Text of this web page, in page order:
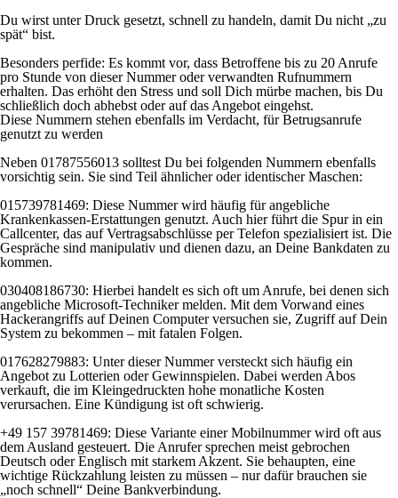
Du wirst unter Druck gesetzt, schnell zu handeln, damit Du nicht „zu
spät“ bist.
Besonders perfide: Es kommt vor, dass Betroffene bis zu 20 Anrufe
pro Stunde von dieser Nummer oder verwandten Rufnummern
erhalten. Das erhöht den Stress und soll Dich mürbe machen, bis Du
schließlich doch abhebst oder auf das Angebot eingehst.
Diese Nummern stehen ebenfalls im Verdacht, für Betrugsanrufe
genutzt zu werden
Neben 01787556013 solltest Du bei folgenden Nummern ebenfalls
vorsichtig sein. Sie sind Teil ähnlicher oder identischer Maschen:
015739781469: Diese Nummer wird häufig für angebliche
Krankenkassen-Erstattungen genutzt. Auch hier führt die Spur in ein
Callcenter, das auf Vertragsabschlüsse per Telefon spezialisiert ist. Die
Gespräche sind manipulativ und dienen dazu, an Deine Bankdaten zu
kommen.
030408186730: Hierbei handelt es sich oft um Anrufe, bei denen sich
angebliche Microsoft-Techniker melden. Mit dem Vorwand eines
Hackerangriffs auf Deinen Computer versuchen sie, Zugriff auf Dein
System zu bekommen – mit fatalen Folgen.
017628279883: Unter dieser Nummer versteckt sich häufig ein
Angebot zu Lotterien oder Gewinnspielen. Dabei werden Abos
verkauft, die im Kleingedruckten hohe monatliche Kosten
verursachen. Eine Kündigung ist oft schwierig.
+49 157 39781469: Diese Variante einer Mobilnummer wird oft aus
dem Ausland gesteuert. Die Anrufer sprechen meist gebrochen
Deutsch oder Englisch mit starkem Akzent. Sie behaupten, eine
wichtige Rückzahlung leisten zu müssen – nur dafür brauchen sie
„noch schnell“ Deine Bankverbindung.